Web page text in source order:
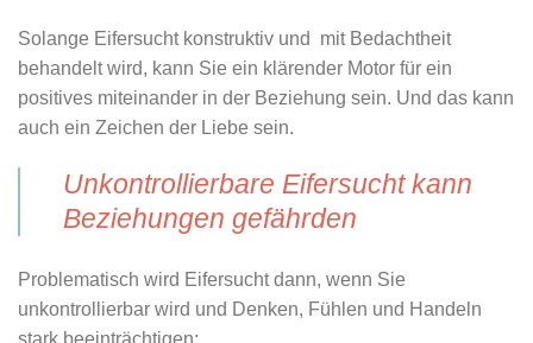
Solange Eifersucht konstruktiv und mit Bedachtheit
behandelt wird, kann Sie ein klärender Motor für ein
positives miteinander in der Beziehung sein. Und das kann
auch ein Zeichen der Liebe sein.
Unkontrollierbare Eifersucht kann
Beziehungen gefährden
Problematisch wird Eifersucht dann, wenn Sie
unkontrollierbar wird und Denken, Fühlen und Handeln
stark beeinträchtigen: